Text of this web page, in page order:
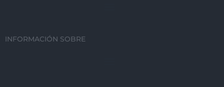
INFORMACIÓN SOBRE